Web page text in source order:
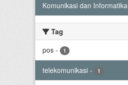
Komunikasi dan Informatika
Tag
pos - 1
telekomunikasi - 1